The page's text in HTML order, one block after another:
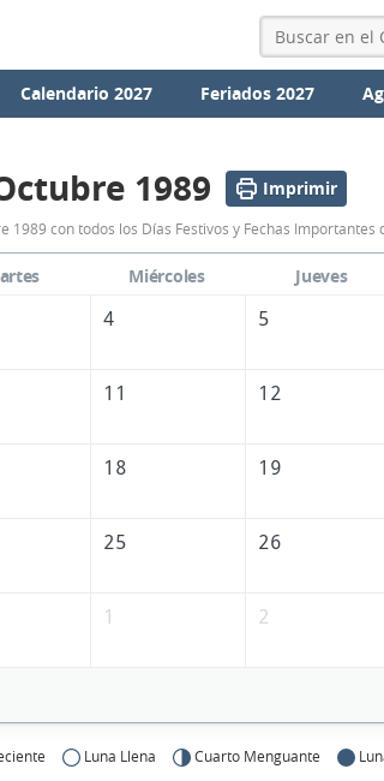
Calendario 2027 Feriados 2027
Calendario
Octubre
1989
Ecuador
1989 Imprimir
1989 con todos los Días Festivos y Fechas Importantes
Miércoles Jueves
4 5
11 12
18 19
25 26
1 2
Luna Llena Cuarto Menguante